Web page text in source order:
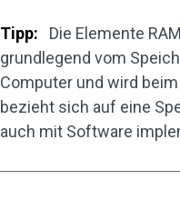
Tipp:
Die Elemente
grundlegend vom
Computer und wird
bezieht sich auf eine
auch mit Software